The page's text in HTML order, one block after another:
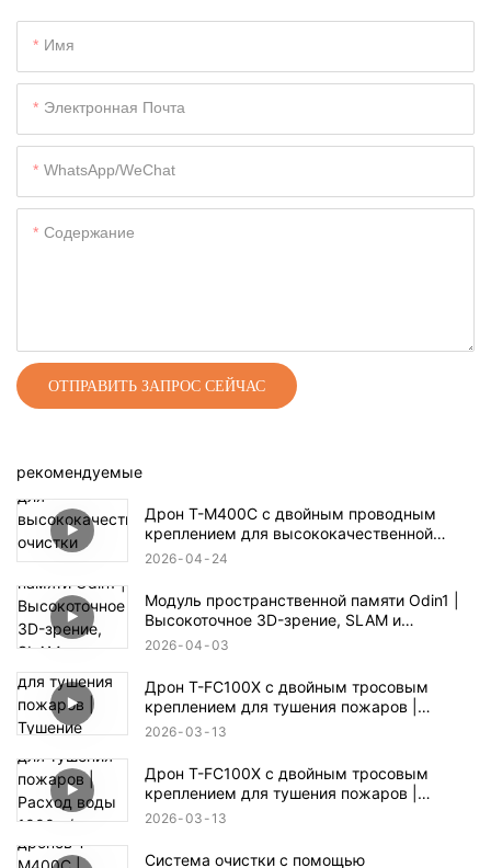
Имя
Электронная Почта
WhatsApp/WeChat
Содержание
ОТПРАВИТЬ ЗАПРОС СЕЙЧАС
рекомендуемые
Дрон T-M400C с двойным проводным
креплением для высококачественной
очистки наружных стекол жилых домов |
2026 04 24
Модуль пространственной памяти Odin1 |
Высокоточное 3D-зрение, SLAM и
автономная навигация
2026 04 03
Дрон T-FC100X с двойным тросовым
креплением для тушения пожаров |
Тушение пожаров в высотных зданиях на
2026 03 13
Дрон T-FC100X с двойным тросовым
креплением для тушения пожаров |
Расход воды 1000 л/мин и возможность
м
2026 03 13
Система очистки с помощью